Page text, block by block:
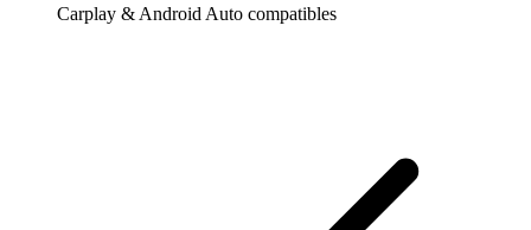
Carplay & Android Auto compatibles